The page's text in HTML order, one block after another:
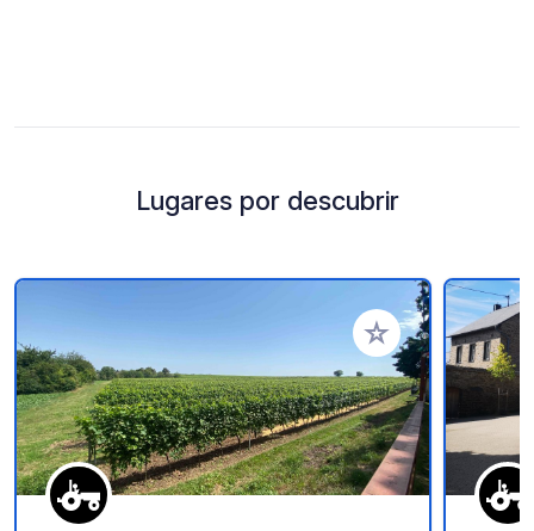
Lugares por descubrir
Añadir a tus